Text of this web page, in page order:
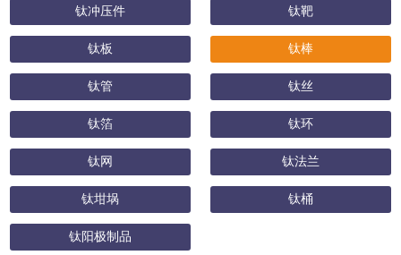
钛冲压件 钛靶
钛板 钛棒
钛管 钛丝
钛箔 钛环
钛网 钛法兰
钛坩埚 钛桶
钛阳极制品